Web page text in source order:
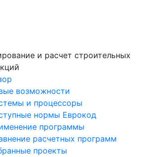
и расчет строительных
возможности
и процессоры
нормы Еврокод
программы
расчетных программ
проекты